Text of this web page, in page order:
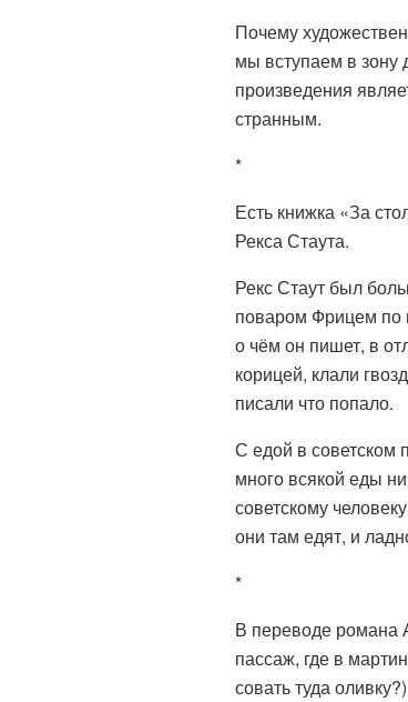
Почему
мы вступаем в зону
произведения
странным.
*
Есть книжка «За
Рекса Стаута.
Рекс Стаут был
поваром Фрицем по
о чём он пишет, в
корицей, клали
писали что попало.
С едой в советском
много всякой еды
советскому
они там едят, и
*
В переводе романа
пассаж, где в
совать туда оливку?)